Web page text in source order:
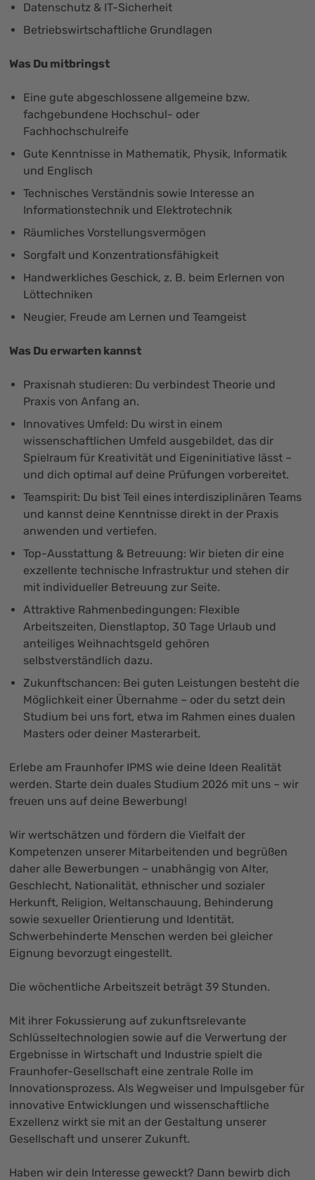
Datenschutz & IT-Sicherheit
Betriebswirtschaftliche Grundlagen
Was Du mitbringst
Eine gute abgeschlossene allgemeine bzw.
fachgebundene Hochschul- oder
Fachhochschulreife
Gute Kenntnisse in Mathematik, Physik, Informatik
und Englisch
Technisches Verständnis sowie Interesse an
Informationstechnik und Elektrotechnik
Räumliches Vorstellungsvermögen
Sorgfalt und Konzentrationsfähigkeit
Handwerkliches Geschick, z. B. beim Erlernen von
Löttechniken
Neugier, Freude am Lernen und Teamgeist
Was Du erwarten kannst
Praxisnah studieren: Du verbindest Theorie und
Praxis von Anfang an.
Innovatives Umfeld: Du wirst in einem
wissenschaftlichen Umfeld ausgebildet, das dir
Spielraum für Kreativität und Eigeninitiative lässt –
und dich optimal auf deine Prüfungen vorbereitet.
Teamspirit: Du bist Teil eines interdisziplinären Teams
und kannst deine Kenntnisse direkt in der Praxis
anwenden und vertiefen.
Top-Ausstattung & Betreuung: Wir bieten dir eine
exzellente technische Infrastruktur und stehen dir
mit individueller Betreuung zur Seite.
Attraktive Rahmenbedingungen: Flexible
Arbeitszeiten, Dienstlaptop, 30 Tage Urlaub und
anteiliges Weihnachtsgeld gehören
selbstverständlich dazu.
Zukunftschancen: Bei guten Leistungen besteht die
Möglichkeit einer Übernahme – oder du setzt dein
Studium bei uns fort, etwa im Rahmen eines dualen
Masters oder deiner Masterarbeit.
Erlebe am Fraunhofer IPMS wie deine Ideen Realität
werden. Starte dein duales Studium 2026 mit uns – wir
freuen uns auf deine Bewerbung!
Wir wertschätzen und fördern die Vielfalt der
Kompetenzen unserer Mitarbeitenden und begrüßen
daher alle Bewerbungen – unabhängig von Alter,
Geschlecht, Nationalität, ethnischer und sozialer
Herkunft, Religion, Weltanschauung, Behinderung
sowie sexueller Orientierung und Identität.
Schwerbehinderte Menschen werden bei gleicher
Eignung bevorzugt eingestellt.
Die wöchentliche Arbeitszeit beträgt 39 Stunden.
Mit ihrer Fokussierung auf zukunftsrelevante
Schlüsseltechnologien sowie auf die Verwertung der
Ergebnisse in Wirtschaft und Industrie spielt die
Fraunhofer-Gesellschaft eine zentrale Rolle im
Innovationsprozess. Als Wegweiser und Impulsgeber für
innovative Entwicklungen und wissenschaftliche
Exzellenz wirkt sie mit an der Gestaltung unserer
Gesellschaft und unserer Zukunft.
Haben wir dein Interesse geweckt? Dann bewirb dich